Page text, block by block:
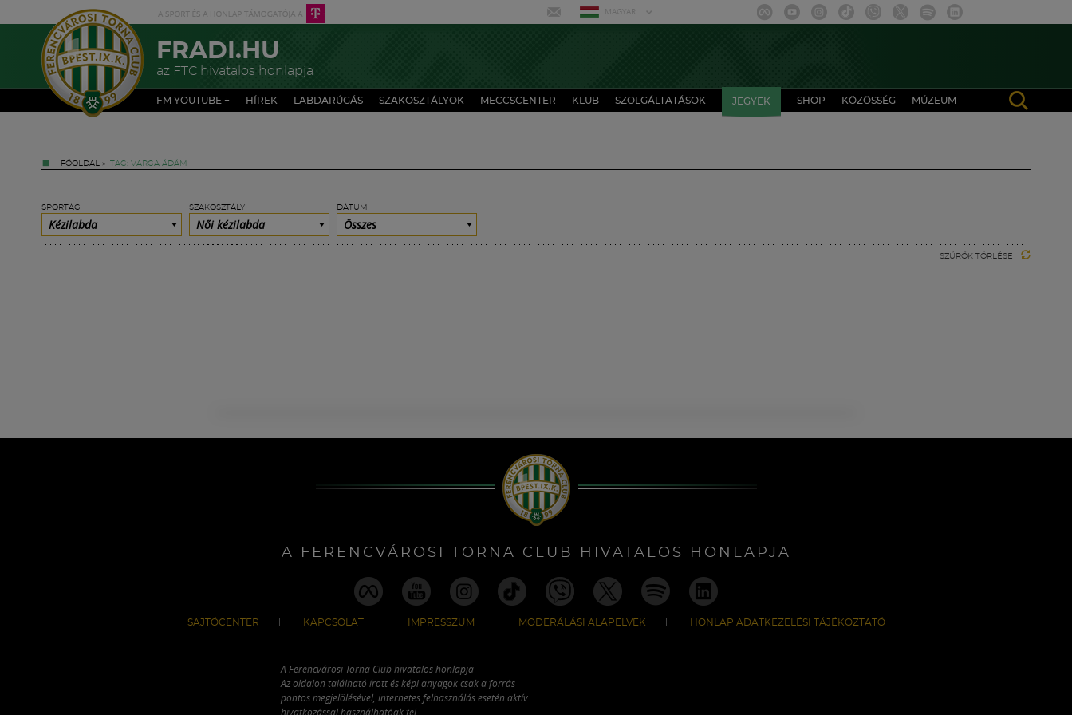
MAGYAR
FRADI.HU
az FTC hivatalos honlapja
FM YOUTUBE + HÍREK LABDARÚGÁS SZAKOSZTÁLYOK MECCSCENTER KLUB SZOLGÁLTATÁSOK JEGYEK SHOP KÖZÖSSÉG MÚZEUM
FŐOLDAL » TAG: VARGA ÁDÁM
SPORTÁG
Kézilabda
SZAKOSZTÁLY
Női kézilabda
DÁTUM
Összes
SZŰRŐK TÖRLÉSE
A FERENCVÁROSI TORNA CLUB HIVATALOS HONLAPJA
SAJTÓCENTER KAPCSOLAT IMPRESSZUM MODERÁLÁSI ALAPELVEK HONLAP ADATKEZELÉSI TÁJÉKOZTATÓ
A Ferencvárosi Torna Club hivatalos honlapja
Az oldalon található írott és képi anyagok csak a forrás
pontos megjelölésével, internetes felhasználás esetén aktív
hivatkozással használhatóak fel.